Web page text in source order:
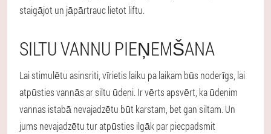
staigājot un jāpārtrauc lietot liftu.
SILTU VANNU PIEŅEMŠANA
Lai stimulētu asinsriti, vīrietis laiku pa laikam būs noderīgs, lai
atpūsties vannās ar siltu ūdeni. Ir vērts apsvērt, ka ūdenim
vannas istabā nevajadzētu būt karstam, bet gan siltam. Un
jums nevajadzētu tur atpūsties ilgāk par piecpadsmit